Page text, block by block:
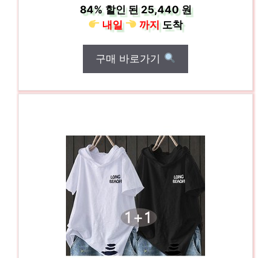
84%할인 된25,440 원
내일
까지도착
구매 바로가기